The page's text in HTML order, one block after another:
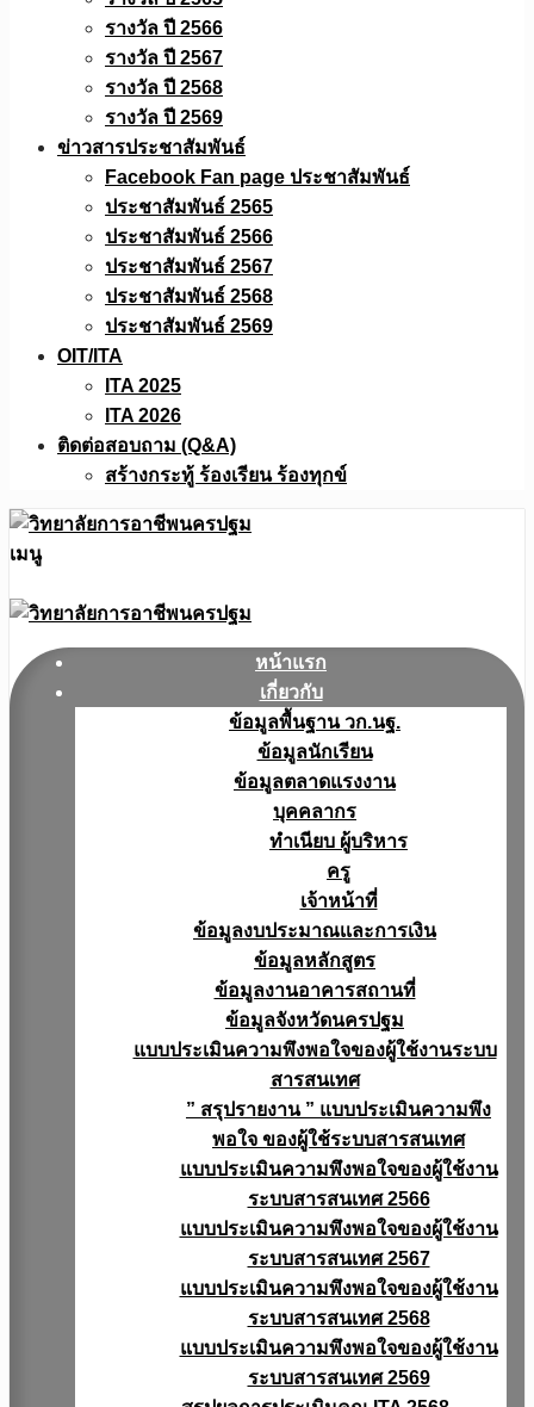
รางวัล ปี 2566
รางวัล ปี 2567
รางวัล ปี 2568
รางวัล ปี 2569
ข่าวสารประชาสัมพันธ์
Facebook Fan page ประชาสัมพันธ์
ประชาสัมพันธ์ 2565
ประชาสัมพันธ์ 2566
ประชาสัมพันธ์ 2567
ประชาสัมพันธ์ 2568
ประชาสัมพันธ์ 2569
OIT/ITA
ITA 2025
ITA 2026
ติดต่อสอบถาม (Q&A)
สร้างกระทู้ ร้องเรียน ร้องทุกข์
เมนู
หน้าแรก
เกี่ยวกับ
ข้อมูลพื้นฐาน วก.นฐ.
ข้อมูลนักเรียน
ข้อมูลตลาดแรงงาน
บุคคลากร
ทำเนียบ ผู้บริหาร
ครู
เจ้าหน้าที่
ข้อมูลงบประมาณเเละการเงิน
ข้อมูลหลักสูตร
ข้อมูลงานอาคารสถานที่
ข้อมูลจังหวัดนครปฐม
แบบประเมินความพึงพอใจของผู้ใช้งานระบบ
สารสนเทศ
” สรุปรายงาน ” แบบประเมินความพึง
พอใจ ของผู้ใช้ระบบสารสนเทศ
แบบประเมินความพึงพอใจของผู้ใช้งาน
ระบบสารสนเทศ 2566
แบบประเมินความพึงพอใจของผู้ใช้งาน
ระบบสารสนเทศ 2567
แบบประเมินความพึงพอใจของผู้ใช้งาน
ระบบสารสนเทศ 2568
แบบประเมินความพึงพอใจของผู้ใช้งาน
ระบบสารสนเทศ 2569